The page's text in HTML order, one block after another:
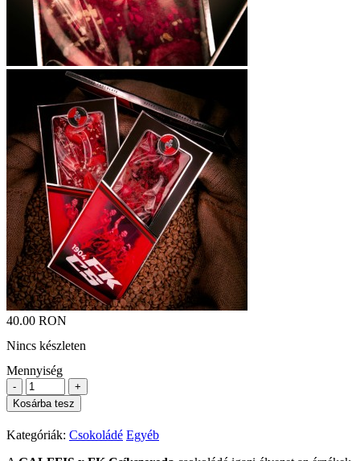
40.00 RON
Nincs készleten
Mennyiség
-
+
Kosárba tesz
Kategóriák: Csokoládé Egyéb